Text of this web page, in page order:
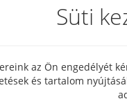
Süti
az Ön engedélyét
és tartalom